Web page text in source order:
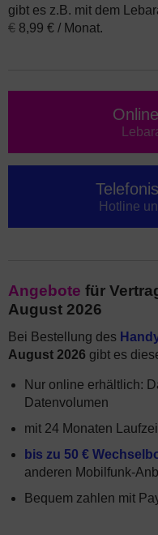
gibt es z.B. mit dem
€ 8,99 € / Monat.
Hotline
Angebote für
August 2026
Bei Bestellung des
August 2026 gibt es
Nur online erhältlich:
Datenvolumen
mit 24 Monaten
bis zu 50 €
anderen Mobilfunk-
Bequem zahlen mit